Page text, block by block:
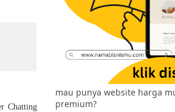
Chatting
mau punya website harga
premium?